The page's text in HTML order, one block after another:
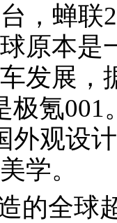
，蝉
原本是
发展，
极氪
外观设
学。
的全球